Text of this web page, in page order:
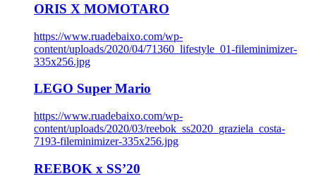
ORIS X MOMOTARO
https://www.ruadebaixo.com/wp-
content/uploads/2020/04/71360_lifestyle_01-fileminimizer-
335x256.jpg
LEGO Super Mario
https://www.ruadebaixo.com/wp-
content/uploads/2020/03/reebok_ss2020_graziela_costa-
7193-fileminimizer-335x256.jpg
REEBOK x SS’20